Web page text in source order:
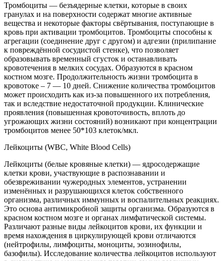
Тромбоциты — безъядерные клетки, которые в своих
гранулах и на поверхности содержат многие активные
вещества и некоторые факторы свёртывания, поступающие в
кровь при активации тромбоцитов. Тромбоциты способны к
агрегации (соединение друг с другом) и адгезии (прилипание
к повреждённой сосудистой стенке), что позволяет
образовывать временный сгусток и останавливать
кровотечения в мелких сосудах. Образуются в красном
костном мозге. Продолжительность жизни тромбоцита в
кровотоке – 7 — 10 дней. Снижение количества тромбоцитов
может происходить как из-за повышенного их потребления,
так и вследствие недостаточной продукции. Клинические
проявления (повышенная кровоточивость, вплоть до
угрожающих жизни состояний) возникают при концентрации
тромбоцитов менее 50*103 клеток/мкл.
Лейкоциты (WBC, White Blood Cells)
Лейкоциты (белые кровяные клетки) — ядросодержащие
клетки крови, участвующие в распознавании и
обезвреживании чужеродных элементов, устранении
изменённых и разрушающихся клеток собственного
организма, различных иммунных и воспалительных реакциях.
Это основа антимикробной защиты организма. Образуются в
красном костном мозге и органах лимфатической системы.
Различают разные виды лейкоцитов крови, их функции и
время нахождения в циркулирующей крови отличаются
(нейтрофилы, лимфоциты, моноциты, эозинофилы,
базофилы). Исследование количества лейкоцитов используют